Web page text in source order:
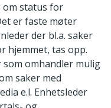
om status for
er faste møter
der bl.a. saker
hjemmet, tas opp.
omhandler mulig
saker med
e.l. Enhetsleder